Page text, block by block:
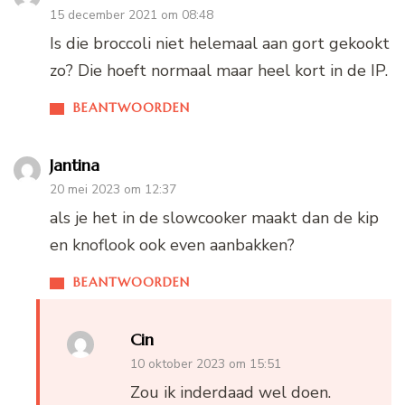
15 december 2021 om 08:48
BEANTWOORDEN
Is die broccoli niet helemaal aan gort gekookt
zo? Die hoeft normaal maar heel kort in de IP.
Jantina
20 mei 2023 om 12:37
BEANTWOORDEN
als je het in de slowcooker maakt dan de kip
en knoflook ook even aanbakken?
Cin
10 oktober 2023 om 15:51
Zou ik inderdaad wel doen.